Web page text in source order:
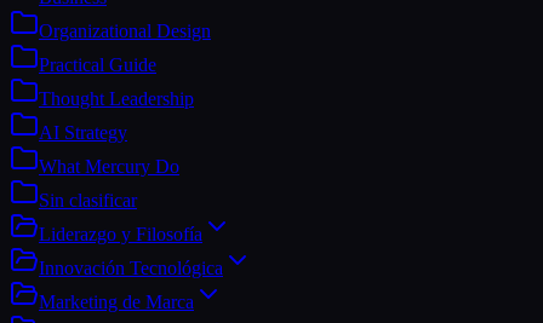
Organizational Design
Practical Guide
Thought Leadership
AI Strategy
What Mercury Do
Sin clasificar
Liderazgo y Filosofía
Innovación Tecnológica
Marketing de Marca